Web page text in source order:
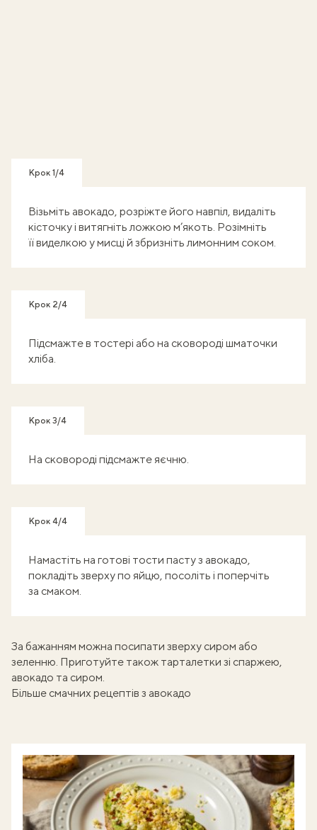
Крок 1/4
Візьміть авокадо, розріжте його навпіл, видаліть
кісточку і витягніть ложкою м’якоть. Розімніть
її виделкою у мисці й збризніть лимонним соком.
Крок 2/4
Підсмажте в тостері або на сковороді шматочки
хліба.
Крок 3/4
На сковороді підсмажте яєчню.
Крок 4/4
Намастіть на готові тости пасту з авокадо,
покладіть зверху по яйцю, посоліть і поперчіть
за смаком.
За бажанням можна посипати зверху сиром або
зеленню. Приготуйте також тарталетки зі спаржею,
авокадо та сиром.
Більше смачних рецептів з авокадо